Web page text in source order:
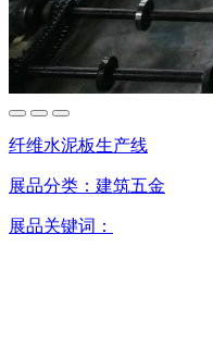
纤维水泥板生产线
展品分类： 建筑五金
展品关键词：